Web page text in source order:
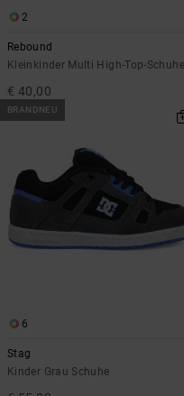
2
Rebound
Kleinkinder Multi High-Top-Schuhe
€ 40,00
BRANDNEU
6
Stag
Kinder Grau Schuhe